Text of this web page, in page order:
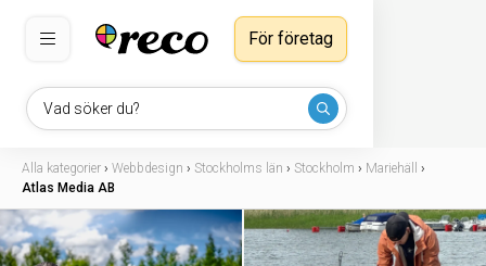
Vad söker du?
För företag
Alla kategorier › Webbdesign › Stockholms län › Stockholm › Mariehäll
›
Atlas Media AB